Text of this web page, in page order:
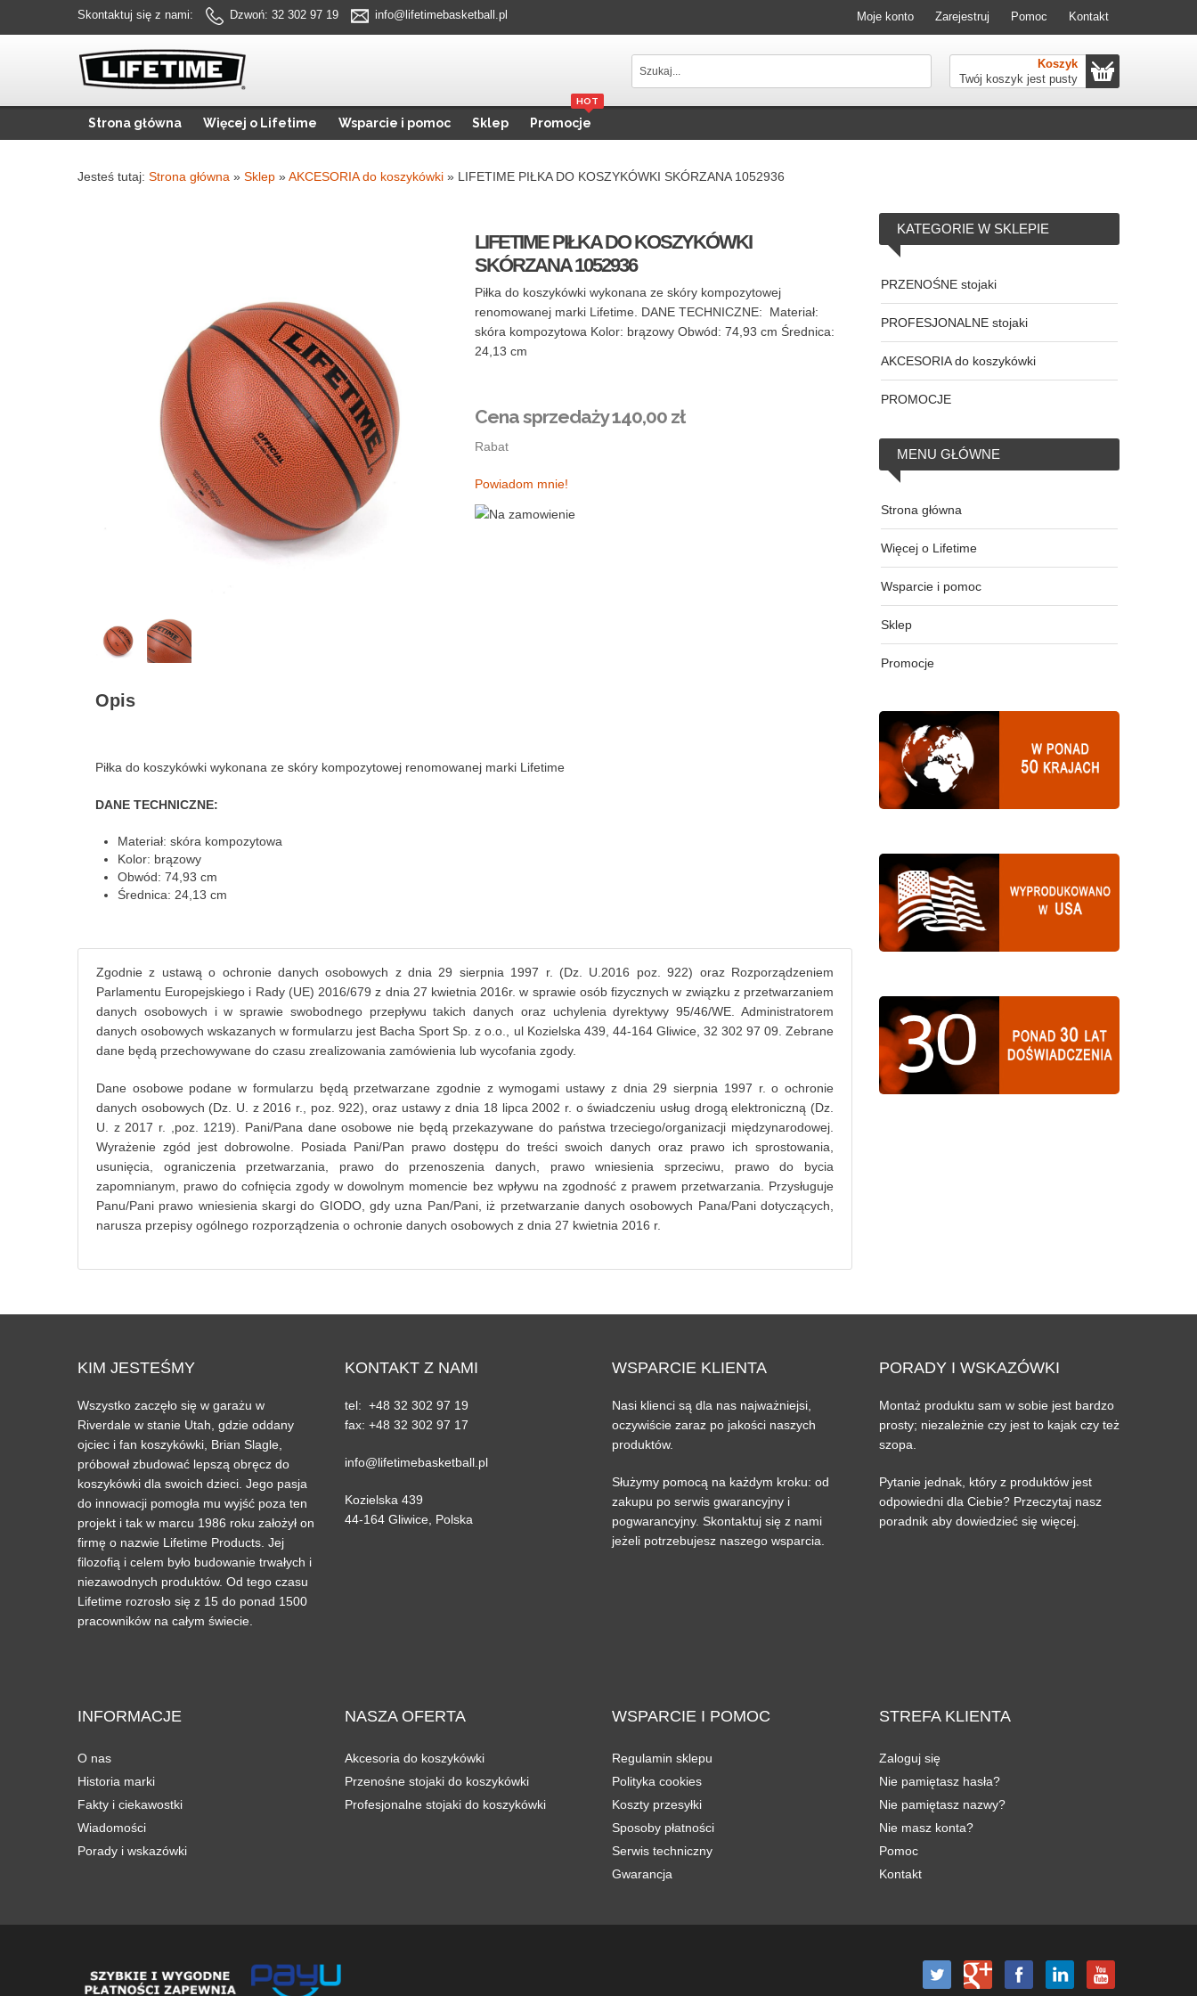
Skontaktuj się z nami: Dzwoń: 32 302 97 19 info@lifetimebasketball.pl Pomoc Kontakt
Moje konto Zarejestruj
Koszyk
Twój koszyk jest pusty
Strona główna Więcej o Lifetime Wsparcie i pomoc Sklep Promocje
HOT
Jesteś tutaj: Strona główna » Sklep »AKCESORIA do koszykówki » LIFETIME PIŁKA DO KOSZYKÓWKI SKÓRZANA 1052936
LIFETIME PIŁKA DO KOSZYKÓWKI
SKÓRZANA 1052936
Piłka do koszykówki wykonana ze skóry kompozytowej
renomowanej marki Lifetime. DANE TECHNICZNE: Materiał:
skóra kompozytowa Kolor: brązowy Obwód: 74,93 cm Średnica:
24,13 cm
Cena sprzedaży140,00 zł
Rabat
Powiadom mnie!
Opis
Piłka do koszykówki wykonana ze skóry kompozytowej renomowanej marki Lifetime
DANE TECHNICZNE:
Materiał: skóra kompozytowa
Kolor: brązowy
Obwód: 74,93 cm
Średnica: 24,13 cm
Zgodnie z ustawą o ochronie danych osobowych z dnia 29 sierpnia 1997 r. (Dz. U.2016 poz. 922) oraz Rozporządzeniem
Parlamentu Europejskiego i Rady (UE) 2016/679 z dnia 27 kwietnia 2016r. w sprawie osób fizycznych w związku z przetwarzaniem
danych osobowych i w sprawie swobodnego przepływu takich danych oraz uchylenia dyrektywy 95/46/WE. Administratorem
danych osobowych wskazanych w formularzu jest Bacha Sport Sp. z o.o., ul Kozielska 439, 44-164 Gliwice, 32 302 97 09. Zebrane
dane będą przechowywane do czasu zrealizowania zamówienia lub wycofania zgody.
Dane osobowe podane w formularzu będą przetwarzane zgodnie z wymogami ustawy z dnia 29 sierpnia 1997 r. o ochronie
danych osobowych (Dz. U. z 2016 r., poz. 922), oraz ustawy z dnia 18 lipca 2002 r. o świadczeniu usług drogą elektroniczną (Dz.
U. z 2017 r. ,poz. 1219). Pani/Pana dane osobowe nie będą przekazywane do państwa trzeciego/organizacji międzynarodowej.
Wyrażenie zgód jest dobrowolne. Posiada Pani/Pan prawo dostępu do treści swoich danych oraz prawo ich sprostowania,
usunięcia, ograniczenia przetwarzania, prawo do przenoszenia danych, prawo wniesienia sprzeciwu, prawo do bycia
zapomnianym, prawo do cofnięcia zgody w dowolnym momencie bez wpływu na zgodność z prawem przetwarzania. Przysługuje
Panu/Pani prawo wniesienia skargi do GIODO, gdy uzna Pan/Pani, iż przetwarzanie danych osobowych Pana/Pani dotyczących,
narusza przepisy ogólnego rozporządzenia o ochronie danych osobowych z dnia 27 kwietnia 2016 r.
KATEGORIE W SKLEPIE
PRZENOŚNE stojaki
PROFESJONALNE stojaki
AKCESORIA do koszykówki
PROMOCJE
MENU GŁÓWNE
Strona główna
Więcej o Lifetime
Wsparcie i pomoc
Sklep
Promocje
KIM JESTEŚMY
Wszystko zaczęło się w garażu w
Riverdale w stanie Utah, gdzie oddany
ojciec i fan koszykówki, Brian Slagle,
próbował zbudować lepszą obręcz do
koszykówki dla swoich dzieci. Jego pasja
do innowacji pomogła mu wyjść poza ten
projekt i tak w marcu 1986 roku założył on
firmę o nazwie Lifetime Products. Jej
filozofią i celem było budowanie trwałych i
niezawodnych produktów. Od tego czasu
Lifetime rozrosło się z 15 do ponad 1500
pracowników na całym świecie.
KONTAKT Z NAMI
tel: +48 32 302 97 19
fax: +48 32 302 97 17
info@lifetimebasketball.pl
Kozielska 439
44-164 Gliwice, Polska
WSPARCIE KLIENTA
Nasi klienci są dla nas najważniejsi,
oczywiście zaraz po jakości naszych
produktów.
Służymy pomocą na każdym kroku: od
zakupu po serwis gwarancyjny i
pogwarancyjny. Skontaktuj się z nami
jeżeli potrzebujesz naszego wsparcia.
PORADY I WSKAZÓWKI
Montaż produktu sam w sobie jest bardzo
prosty; niezależnie czy jest to kajak czy też
szopa.
Pytanie jednak, który z produktów jest
odpowiedni dla Ciebie? Przeczytaj nasz
poradnik aby dowiedzieć się więcej.
INFORMACJE
O nas
Historia marki
Fakty i ciekawostki
Wiadomości
Porady i wskazówki
NASZAOFERTA
Akcesoria do koszykówki
Przenośne stojaki do koszykówki
Profesjonalne stojaki do koszykówki
WSPARCIE I POMOC
Regulamin sklepu
Polityka cookies
Koszty przesyłki
Sposoby płatności
Serwis techniczny
Gwarancja
STREFAKLIENTA
Zaloguj się
Nie pamiętasz hasła?
Nie pamiętasz nazwy?
Nie masz konta?
Pomoc
Kontakt